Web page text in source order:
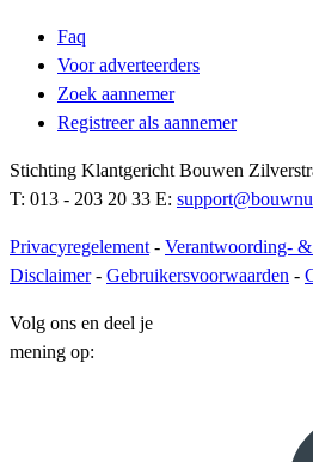
Faq
Voor adverteerders
Zoek aannemer
Registreer als aannemer
Stichting Klantgericht Bouwen
T: 013 - 203 20 33 E:
Privacyregelement - Verantwoording-
Disclaimer- Gebruikersvoorwaarden -
Volg ons en deel je
mening op: